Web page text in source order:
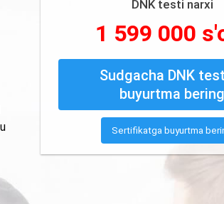
DNK testi narxi
1 599 000
Sudgacha DNK
buyurtma bering
Sertifikatga buyurtma